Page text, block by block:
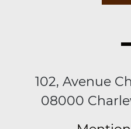
102, Avenue
08000